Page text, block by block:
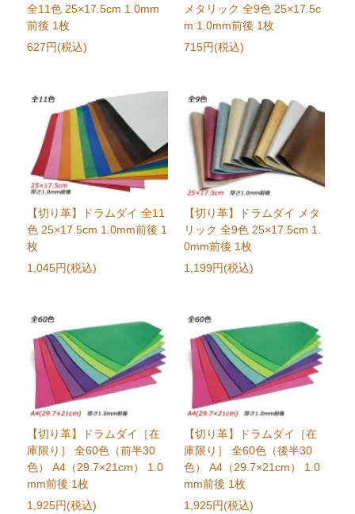
全11色 25×17.5cm 1.0mm
前後 1枚
627円(税込)
メタリック 全9色 25×17.5c
m 1.0mm前後 1枚
715円(税込)
【切り革】ドラムダイ 全11
色 25×17.5cm 1.0mm前後 1
枚
1,045円(税込)
【切り革】ドラムダイ メタ
リック 全9色 25×17.5cm 1.
0mm前後 1枚
1,199円(税込)
【切り革】ドラムダイ［在
庫限り］ 全60色（前半30
色） A4（29.7×21cm） 1.0
mm前後 1枚
1,925円(税込)
【切り革】ドラムダイ［在
庫限り］ 全60色（後半30
色） A4（29.7×21cm） 1.0
mm前後 1枚
1,925円(税込)